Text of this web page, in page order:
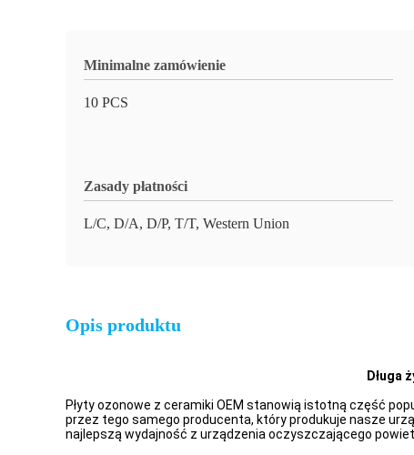
Minimalne zamówienie
10 PCS
Zasady płatności
L/C, D/A, D/P, T/T, Western Union
Opis produktu
Długa
Płyty ozonowe z ceramiki OEM stanowią istotną część
przez tego samego producenta, który produkuje nasze
najlepszą wydajność z urządzenia oczyszczającego